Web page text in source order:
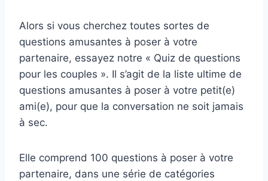
Alors si vous cherchez toutes sortes de
questions amusantes à poser à votre
partenaire, essayez notre « Quiz de questions
pour les couples ». Il s’agit de la liste ultime de
questions amusantes à poser à votre petit(e)
ami(e), pour que la conversation ne soit jamais
à sec.
Elle comprend 100 questions à poser à votre
partenaire, dans une série de catégories